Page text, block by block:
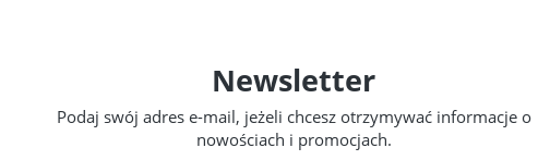
Newsletter
Podaj swój adres e-mail, jeżeli chcesz otrzymywać informacje o
nowościach i promocjach.